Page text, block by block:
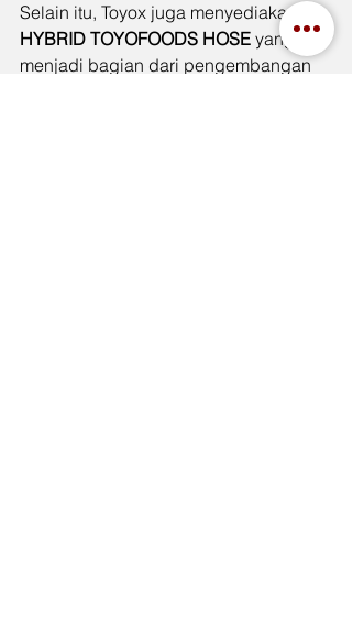
Selain itu, Toyox juga menyediakan
HYBRID TOYOFOODS HOSE yang
menjadi bagian dari pengembangan